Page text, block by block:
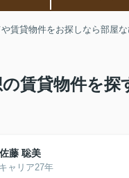
賃貸物件をお探しなら部屋
賃貸物件を探
佐藤 聡美
ャリア27年